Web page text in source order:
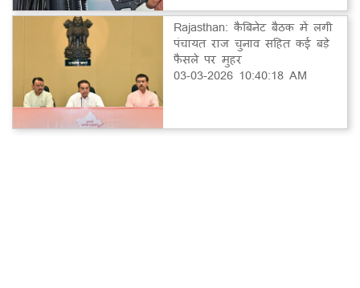
Rajasthan: कैबिनेट बैठक में लगी
पंचायत राज चुनाव सहित कई बड़े
फैसले पर मुहर
03-03-2026 10:40:18 AM